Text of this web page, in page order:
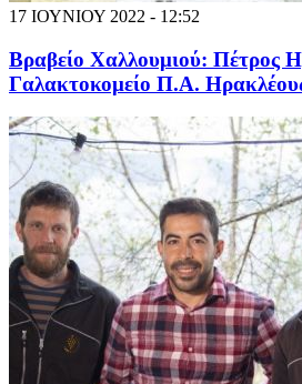
17 ΙΟΥΝΙΟΥ 2022 - 12:52
Βραβείο Χαλλουμιού: Πέτρος
Γαλακτοκομείο Π.Α.